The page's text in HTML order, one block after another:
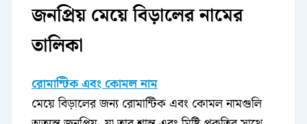
জনপ্রিয় মেয়ে বিড়ালের নামের
তালিকা
রোমান্টিক এবং কোমল নাম
মেয়ে বিড়ালের জন্য রোমান্টিক এবং কোমল নামগুলি